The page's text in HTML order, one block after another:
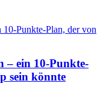
– ein 10-Punkte-
sein könnte